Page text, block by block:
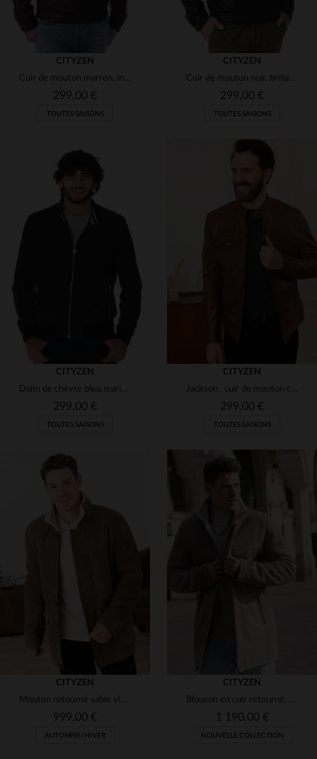
TAILLES DISPONIBLES
CITYZEN
Cuir de mouton marron, intemporel. Coupe regular, style décontracté.
299,00 €
TOUTES SAISONS
CITYZEN
Cuir de mouton noir, brillant et souple, pour un blouson indémodable.
299,00 €
TOUTES SAISONS
CITYZEN
Daim de chèvre bleu marine : élégance et légèreté pour ce blouson.
299,00 €
TOUTES SAISONS
M
CITYZEN
Jackson : cuir de mouton cognac, léger, souple et au style intemporel.
299,00 €
TOUTES SAISONS
CITYZEN
Mouton retourné sable vieilli, blouson chaud et élégant pour l'hiver.
999,00 €
AUTOMNE/HIVER
CITYZEN
Blouson en cuir retourné, sable vieilli, style chic et résistant.
1 190,00 €
NOUVELLE COLLECTION